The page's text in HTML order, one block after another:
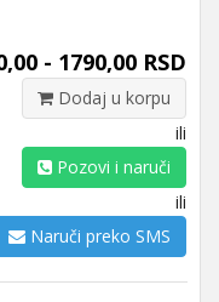
- 1790,00 RSD
Dodaj u korpu
ili
Pozovi i naruči
ili
Naruči preko SMS